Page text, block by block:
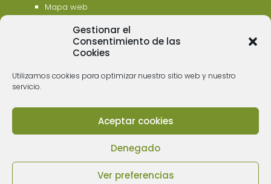
Gestionar el
Consentimiento de las
Cookies
Utilizamos cookies para optimizar nuestro sitio web y nuestro
servicio.
Aceptar cookies
Denegado
Ver preferencias
Mapa web
© 2006 - 2023 Museos de Tenerife. Todos los
derechos reservados